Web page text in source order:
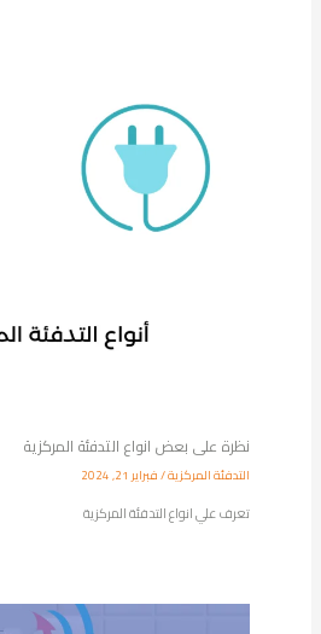
نظرة على بعض انواع التدفئة المركزية
التدفئة المركزية/فبراير 21, 2024
تعرف علي انواع التدفئة المركزية